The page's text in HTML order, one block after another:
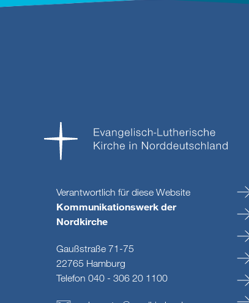
Verantwortlich für diese Website
Kommunikationswerk der
Nordkirche
Gaußstraße 71-75
22765 Hamburg
Telefon 040 - 306 20 1100